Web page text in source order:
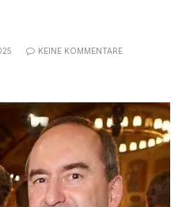
KEINE KOMMENTARE